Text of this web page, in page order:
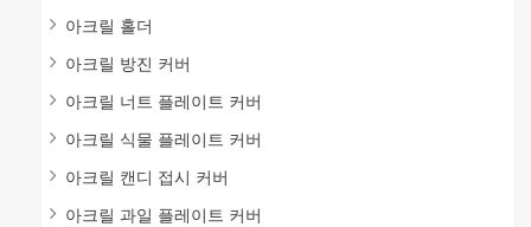
아크릴 홀더
아크릴 방진 커버
아크릴 너트 플레이트 커버
아크릴 식물 플레이트 커버
아크릴 캔디 접시 커버
아크릴 과일 플레이트 커버